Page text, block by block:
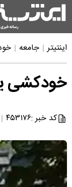
اینتیتر جامعه
خودکشی
کد خبر :۴۵۳۱۷۶